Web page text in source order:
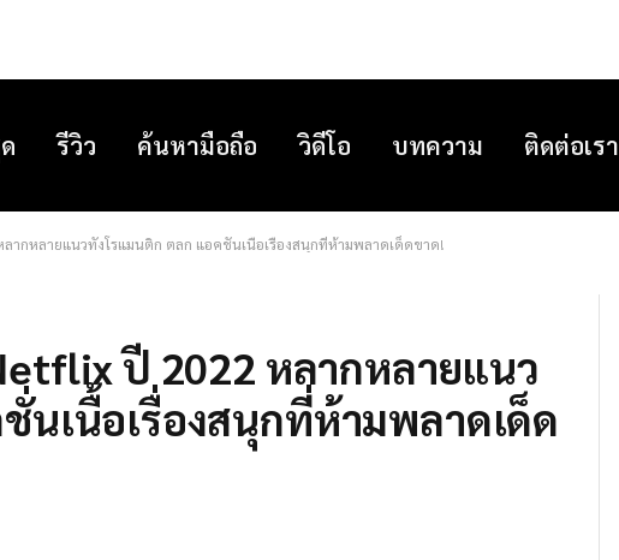
รีวิว ค้นหามือถือ วิดีโอ บทความ ติดต่อเรา
ากหลายแนวทั้งโรแมนติก ตลก แอคชั่นเนื้อเรื่องสนุกที่ห้ามพลาดเด็ดขาด!
ปี 2022 หลากหลายแนว
นเนื้อเรื่องสนุกที่ห้ามพลาดเด็ด